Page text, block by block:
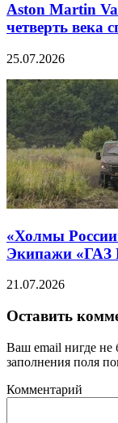
Aston Martin
четверть века
25.07.2026
«Холмы
Экипажи «ГАЗ
21.07.2026
Оставить
Ваш email нигде не
заполнения поля
Комментарий